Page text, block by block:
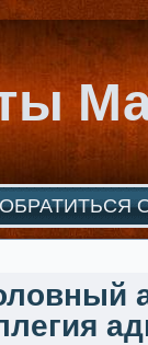
ОБРАТИТЬСЯ